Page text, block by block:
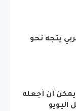
يتجه نحو
يمكن أن أجعله
اليويو